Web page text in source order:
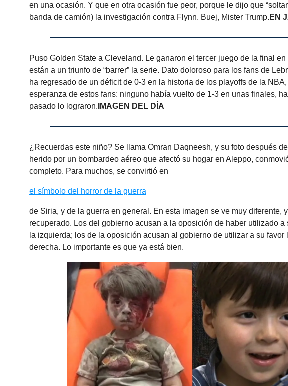
en una ocasión. Y que en otra ocasión fue peor, porque le dijo que
banda de camión) la investigación contra Flynn. Buej, Mister Trump. EN
Puso Golden State a Cleveland. Le ganaron el tercer juego de la final en
están a un triunfo de “barrer” la serie. Dato doloroso para los fans de
ha regresado de un déficit de 0-3 en la historia de los playoffs de la
esperanza de estos fans: ninguno había vuelto de 1-3 en unas finales,
pasado lo lograron. IMAGEN DEL DÍA
¿Recuerdas este niño? Se llama Omran Daqneesh, y su foto después
herido por un bombardeo aéreo que afectó su hogar en Aleppo,
completo. Para muchos, se convirtió en
el símbolo del horror de la guerra
de Siria, y de la guerra en general. En esta imagen se ve muy diferente,
recuperado. Los del gobierno acusan a la oposición de haber utilizado a
la izquierda; los de la oposición acusan al gobierno de utilizar a su favor
derecha. Lo importante es que ya está bien.